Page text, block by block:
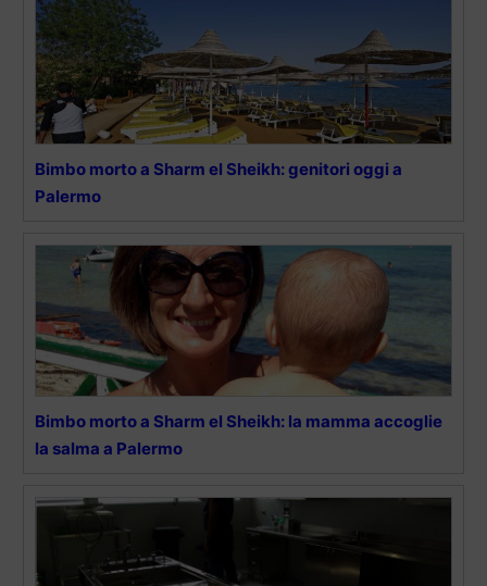
Bimbo morto a Sharm el Sheikh: genitori oggi a
Palermo
Bimbo morto a Sharm el Sheikh: la mamma accoglie
la salma a Palermo